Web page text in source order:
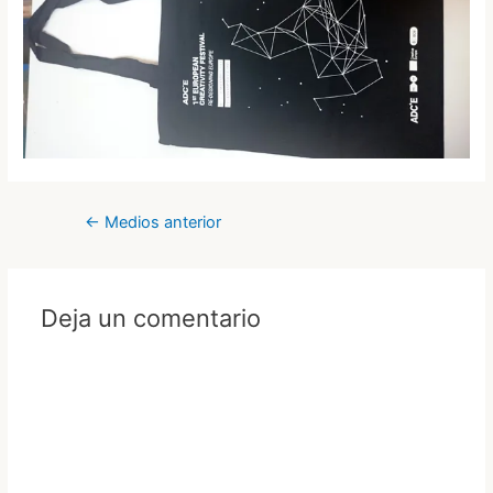
Navegación
← Medios anterior
Deja un comentario